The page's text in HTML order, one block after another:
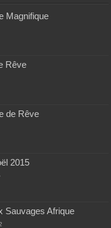
Magnifique
Rêve
de Rêve
2015
Sauvages Afrique